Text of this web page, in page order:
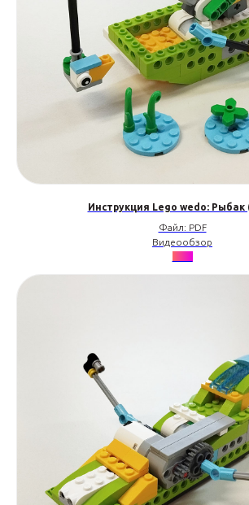
Инструкция Lego wedo: Рыбак
Файл: PDF
Видеообзор